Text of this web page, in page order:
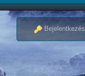
Bejelentkezés